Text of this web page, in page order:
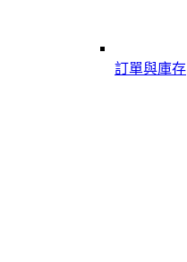
訂單與庫存